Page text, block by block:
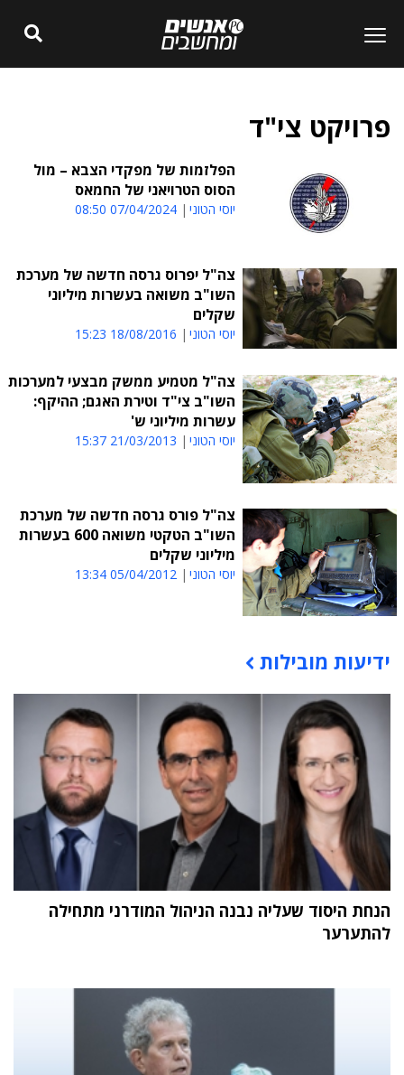
פרויקט צי"ד
הפלזמות של מפקדי הצבא – מול
הסוס הטרויאני של החמאס
יוסי הטוני 07/04/2024 08:50
צה"ל יפרוס גרסה חדשה של מערכת
השו"ב משואה בעשרות מיליוני
שקלים
יוסי הטוני 18/08/2016 15:23
צה"ל מטמיע ממשק מבצעי למערכות
השו"ב צי"ד וטירת האגם; ההיקף:
עשרות מיליוני ש'
יוסי הטוני 21/03/2013 15:37
צה"ל פורס גרסה חדשה של מערכת
השו"ב הטקטי משואה 600 בעשרות
מיליוני שקלים
יוסי הטוני 05/04/2012 13:34
תוכן פרסומי
ידיעות מובילות
הנחת היסוד שעליה נבנה הניהול המודרני מתחילה
להתערער